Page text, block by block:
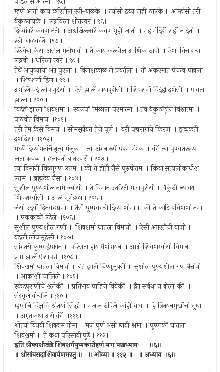
म्हणे आतां काय करितील स्त्री-बाळकें ॥ तयांसी द्रव्य नाहीं ठाउकें ॥ आम्हांसी तरी
वैकुंठनायकें ॥ उद्भविला शीतज्वर ॥९६॥
दिव्यांबरें कवण नेती ॥ अश्वखिल्लारें कवण गृहीं जाती ॥ महामंदिरीं राहों न देती ॥
स्त्री-बाळकांतें ॥९७॥
स्त्रियेचा कैसा असेल मनोभावो ॥ ते काय कल्पील आणिक ठावो ॥ ऐशा विचाराचा
उद्भवो ॥ धरिला ज्वरें ॥९८॥
तेथें आयुष्याचा अंत पुरला ॥ विनाशकाळ तो प्रवर्तला ॥ तों अकस्मात पंचत्व पावला
॥ शिवशर्मा द्विज ॥९९॥
अगस्ति वदे लोपामुद्रेसी ॥ ऐसें झालें मायापुरीसी ॥ शिवशर्मा विदेही दशेसी ॥ पावता
झाला ॥१००॥
विदेही झाला शिवशर्मा ॥ स्वरूपीं मिळाला परमात्मा ॥ तव वैकुंठींहूनि विश्वात्मा ॥
पाठवीत विमान ॥१०१॥
तरी तेम कैसें विमान ॥ सोमसूर्यवत तेजें पूर्ण ॥ वरी पद्मरागांचे किरण ॥ झळकती
दशदिशा ॥१०२॥
मध्यें दिव्यांगनांचें नृत्य मंजुळ ॥ त्या अंगनारूपें परम मंगळ ॥ कीं त्या पुण्यतरूच्या
लता केवळ ॥ हेलावती वातस्पर्शें ॥१०३॥
त्या विमानीं विष्णुगण उत्तम ॥ कीं ते होती जैसे पुरुषोत्तम ॥ किंवा सत्यलोकाधीश
उत्तम ॥ ब्रह्मदेव जैसा ॥१०४॥
सुशील पुण्यशील नामें ज्यांसी ॥ ते विमान उतरिती मायापुरीसी ॥ वैकुंठीं न्यावया
शिवशर्म्यासी ॥ आले भूमंडळा ॥१०५॥
जैसी उदयीं दिनकरप्रभा ॥ तैसी पुष्पकाची दिव्य शोभा ॥ कीं ते कोटि रविशशी नभा
॥ एककाळीं उदेले ॥१०६॥
सुशील पुण्यशील गणीं ॥ शिवशर्मा घातला विमानीं ॥ ऐसी अगस्तीची वाणी ॥
वदली लोपामुद्रेसी ॥१०७॥
सांगतसे कृष्णद्वैपायन ॥ परिसता होय वैशंपायन ॥ आतां शिवशर्म्यासी विमान ॥
प्राप्त झालें ऐशापरी ॥१०८॥
शिवशर्मा घातला विमानी ॥ नेते झाले बिष्णुभुवनीं ॥ सुशील पुण्यशील गण बैसोनी
॥ आकाशीं चालिले ॥१०९॥
स्कंदपुराणींचे श्लोकीं ॥ प्रतिभाव पाहिजे विवेकीं ॥ द्वैत सर्वथा न बोलों कीं ॥
संस्कृतावांचोनि ॥११०॥
म्हणोनि विज्ञप्ति श्रोतयां सिद्धां ॥ मज न ठेविजे कांहीं बाधा ॥ हे त्रिनयनमुखींची सुधा
॥ अमृतकथा असे कीं ॥१११॥
श्रोतयां विनवी शिवदाम गोमा ॥ मज पूर्ण असो द्यावी क्षमा ॥ पुष्णकीं घातला
शिवशर्मा ॥ ते कथा परिसावी पुढें ॥११२॥
इति श्रीकाशीखंडे शिवशर्मपुष्पकारोहणं नाम षष्ठाध्यायः ॥६॥
॥ श्रीसांबसदाशिवार्पणमस्तु ॥ ॥ ओंव्या ॥ ११२ ॥ ॥ अध्याय ॥६॥